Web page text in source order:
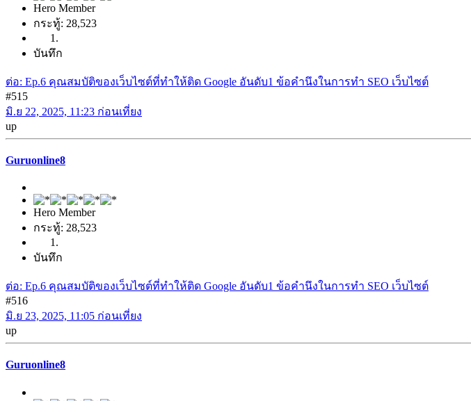
Hero Member
กระทู้: 28,523
บันทึก
ต่อ: Ep.6 คุณสมบัติของเว็บไซต์ที่ทำให้ติด Google อันดับ1 ข้อคำนึงในการทำ SEO เว็บไซต์
#515
มิ.ย 22, 2025, 11:23 ก่อนเที่ยง
up
Guruonline8
Hero Member
กระทู้: 28,523
บันทึก
ต่อ: Ep.6 คุณสมบัติของเว็บไซต์ที่ทำให้ติด Google อันดับ1 ข้อคำนึงในการทำ SEO เว็บไซต์
#516
มิ.ย 23, 2025, 11:05 ก่อนเที่ยง
up
Guruonline8